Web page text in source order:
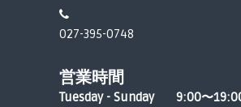
027-395-0748
営業時間
Tuesday - Sunday 9:00〜